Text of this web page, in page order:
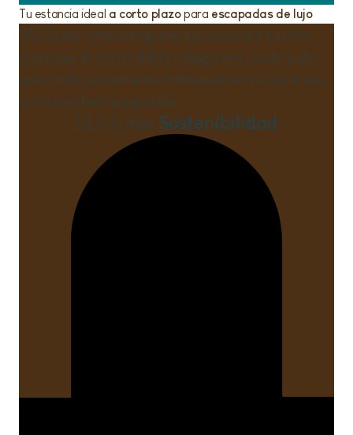
Tu estancia ideal a corto plazopara escapadas de lujo
DLS Suites ofrece hogares lujosos para turistas
que buscan comodidad y elegancia. Cada suite
está meticulosamente mantenida e incluye áreas
comunes bien equipadas.
DLS Suites Sostenibilidad